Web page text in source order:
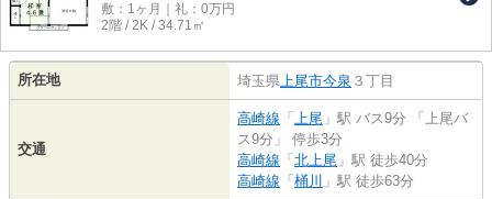
敷：1ヶ月｜礼：0万円
2階 / 2K / 34.71㎡
所在地 埼玉県上尾市今泉 ３丁目
交通
高崎線 「 上尾 」駅 バス9分 「上尾バ
ス9分」 停歩3分
高崎線 「 北上尾 」駅 徒歩40分
高崎線 「 桶川 」駅 徒歩63分